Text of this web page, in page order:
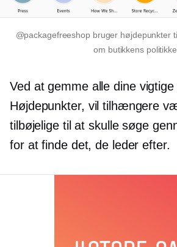
@packagefreeshop bruger højdepunkter
om butikkens
Ved at gemme alle dine
Højdepunkter, vil tilhængere
tilbøjelige til at skulle søge
for at finde det, de leder efter.